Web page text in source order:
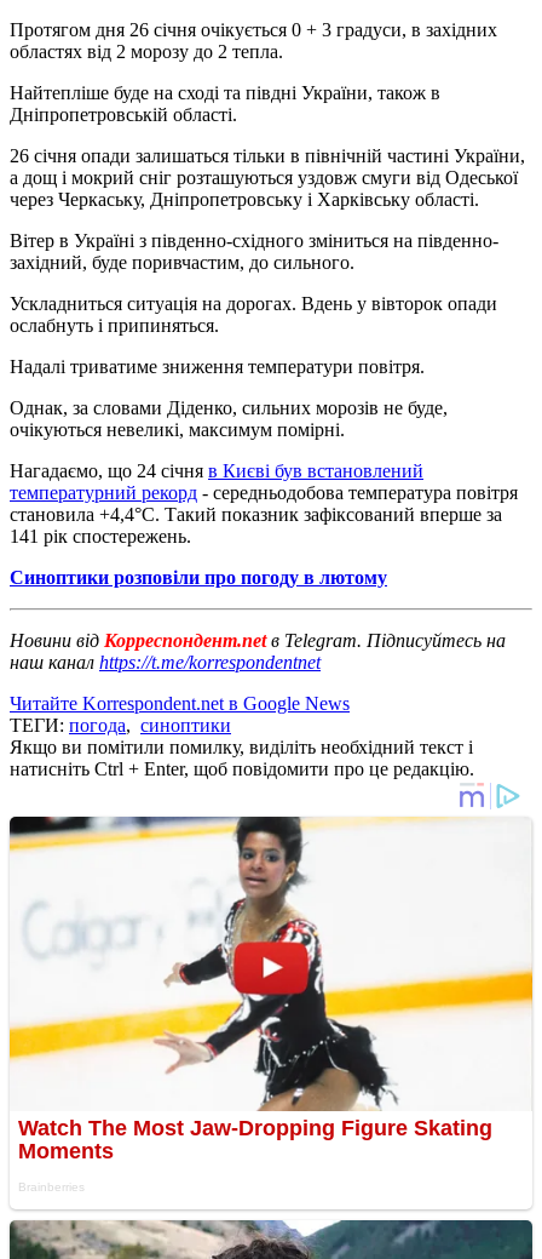
Протягом дня 26 січня очікується 0 + 3 градуси, в західних
областях від 2 морозу до 2 тепла.
Найтепліше буде на сході та півдні України, також в
Дніпропетровській області.
26 січня опади залишаться тільки в північній частині України,
а дощ і мокрий сніг розташуються уздовж смуги від Одеської
через Черкаську, Дніпропетровську і Харківську області.
Вітер в Україні з південно-східного зміниться на південно-
західний, буде поривчастим, до сильного.
Ускладниться ситуація на дорогах. Вдень у вівторок опади
ослабнуть і припиняться.
Надалі триватиме зниження температури повітря.
Однак, за словами Діденко, сильних морозів не буде,
очікуються невеликі, максимум помірні.
Нагадаємо, що 24 січня в Києві був встановлений
температурний рекорд - середньодобова температура повітря
становила +4,4°С. Такий показник зафіксований вперше за
141 рік спостережень.
Синоптики розповіли про погоду в лютому
Новини від Корреспондент.netв Telegram. Підписуйтесь на
наш канал https://t.me/korrespondentnet
Читайте Korrespondent.net в Google News
ТЕГИ: погода, синоптики
Якщо ви помітили помилку, виділіть необхідний текст і
натисніть Ctrl + Enter, щоб повідомити про це редакцію.